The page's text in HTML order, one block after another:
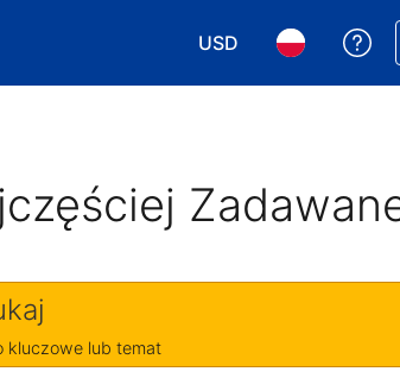
USD
Wybierz walutę.
Wybierz
kluczowe lub temat